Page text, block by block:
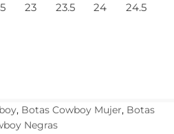
23 23.5 24 24.5
, Botas Cowboy Mujer, Botas
Negras